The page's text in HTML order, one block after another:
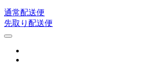
通常配送便
先取り配送便